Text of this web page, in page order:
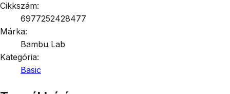
Cikkszám:
6977252428477
Márka:
Bambu Lab
Kategória:
Basic